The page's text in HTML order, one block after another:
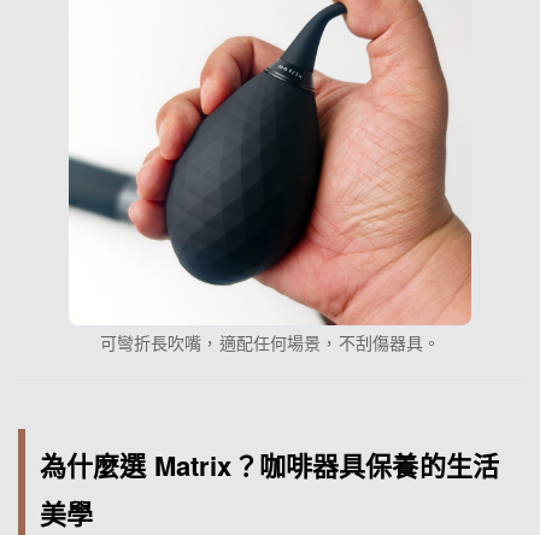
可彎折長吹嘴，適配任何場景，不刮傷器具。
為什麼選 Matrix？咖啡器具保養的生活
美學